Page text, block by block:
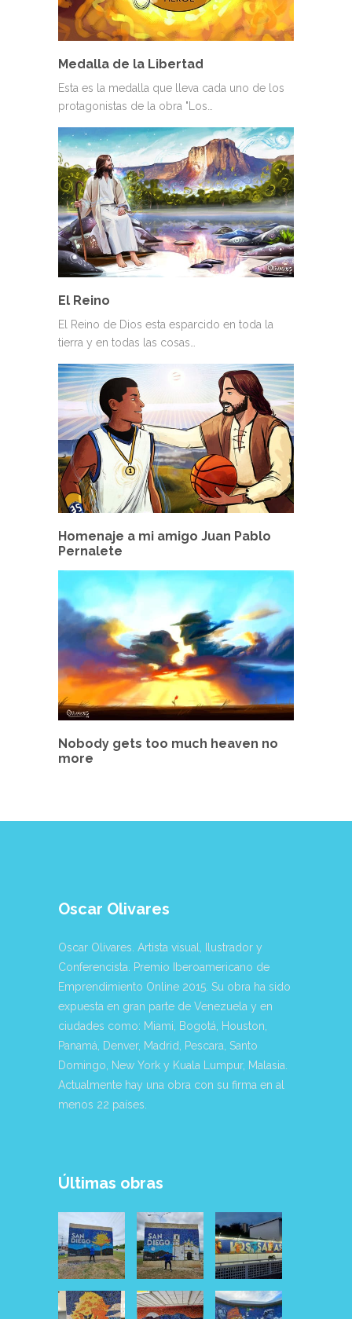
Medalla de la Libertad
Esta es la medalla que lleva cada uno de los
protagonistas de la obra "Los…
El Reino
El Reino de Dios esta esparcido en toda la
tierra y en todas las cosas…
Homenaje a mi amigo Juan Pablo
Pernalete
Nobody gets too much heaven no
more
Oscar Olivares
Oscar Olivares. Artista visual, Ilustrador y
Conferencista. Premio Iberoamericano de
Emprendimiento Online 2015. Su obra ha sido
expuesta en gran parte de Venezuela y en
ciudades como: Miami, Bogotá, Houston,
Panamá, Denver, Madrid, Pescara, Santo
Domingo, New York y Kuala Lumpur, Malasia.
Actualmente hay una obra con su firma en al
menos 22 países.
Últimas obras